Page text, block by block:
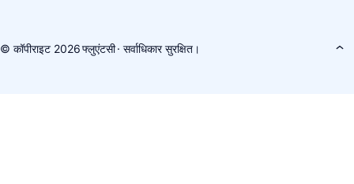
© कॉपीराइट 2026फ्लुएंटसी· सर्वाधिकार सुरक्षित।